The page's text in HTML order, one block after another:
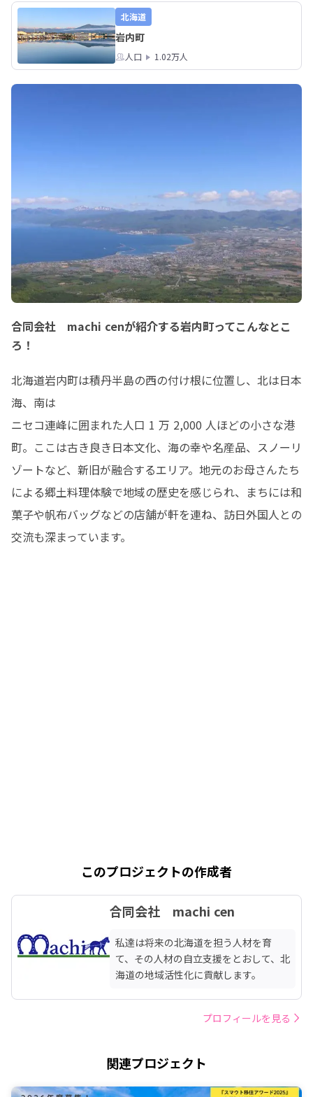
北海道
岩内町
人口 1.02万人
合同会社 machi cenが紹介する岩内町ってこんなとこ
ろ！
北海道岩内町は積丹半島の西の付け根に位置し、北は日本
海、南は
ニセコ連峰に囲まれた人口 1 万 2,000 人ほどの小さな港
町。ここは古き良き日本文化、海の幸や名産品、スノーリ
ゾートなど、新旧が融合するエリア。地元のお母さんたち
による郷土料理体験で地域の歴史を感じられ、まちには和
菓子や帆布バッグなどの店舗が軒を連ね、訪日外国人との
交流も深まっています。
このプロジェクトの作成者
合同会社 machi cen
私達は将来の北海道を担う人材を育
て、その人材の自立支援をとおして、北
海道の地域活性化に貢献します。
プロフィールを見る
関連プロジェクト